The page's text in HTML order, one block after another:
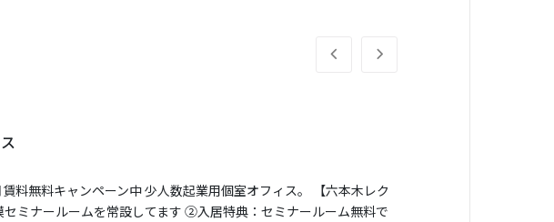
料無料キャンペーン中 少人数起業用個室オフィス。 【六本木レク
ミナールームを常設してます ②入居特典：セミナールーム無料で